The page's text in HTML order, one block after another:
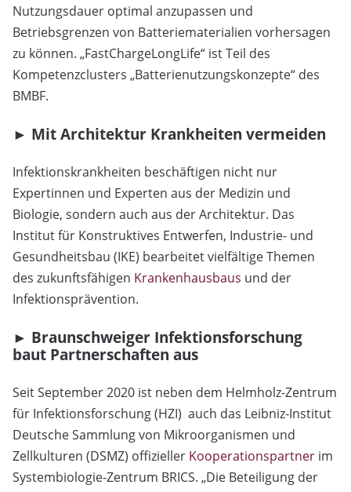
Nutzungsdauer optimal anzupassen und
Betriebsgrenzen von Batteriematerialien vorhersagen
zu können. „FastChargeLongLife“ ist Teil des
Kompetenzclusters „Batterienutzungskonzepte“ des
BMBF.
► Mit Architektur Krankheiten vermeiden
Infektionskrankheiten beschäftigen nicht nur
Expertinnen und Experten aus der Medizin und
Biologie, sondern auch aus der Architektur. Das
Institut für Konstruktives Entwerfen, Industrie- und
Gesundheitsbau (IKE) bearbeitet vielfältige Themen
des zukunftsfähigen Krankenhausbaus und der
Infektionsprävention.
► Braunschweiger Infektionsforschung
baut Partnerschaften aus
Seit September 2020 ist neben dem Helmholz-Zentrum
für Infektionsforschung (HZI) auch das Leibniz-Institut
Deutsche Sammlung von Mikroorganismen und
Zellkulturen (DSMZ) offizieller Kooperationspartner im
Systembiologie-Zentrum BRICS. „Die Beteiligung der